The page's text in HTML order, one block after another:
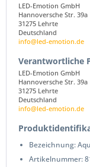
LED-Emotion GmbH
Hannoversche Str. 39a
31275 Lehrte
Deutschland
info@led-emotion.de
Verantwortliche
LED-Emotion GmbH
Hannoversche Str. 39a
31275 Lehrte
Deutschland
info@led-emotion.de
Bezeichnung:
Artikelnummer: